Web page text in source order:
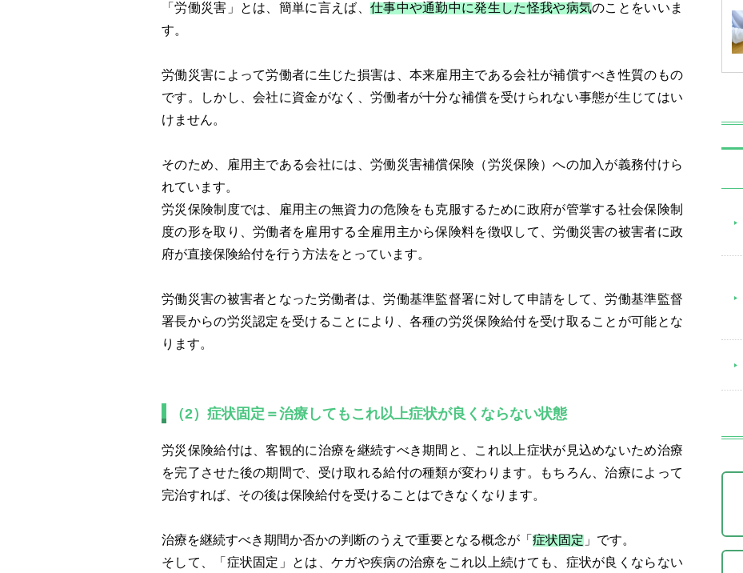
「労働災害」とは、簡単に言えば、 仕事中や通勤中に発生した怪我や病気のことをいいま
す。
労働災害によって労働者に生じた損害は、本来雇用主である会社が補償すべき性質のもの
です。しかし、会社に資金がなく、労働者が十分な補償を受けられない事態が生じてはい
けません。
そのため、雇用主である会社には、労働災害補償保険（労災保険）への加入が義務付けら
れています。
労災保険制度では、雇用主の無資力の危険をも克服するために政府が管掌する社会保険制
度の形を取り、労働者を雇用する全雇用主から保険料を徴収して、労働災害の被害者に政
府が直接保険給付を行う方法をとっています。
労働災害の被害者となった労働者は、労働基準監督署に対して申請をして、労働基準監督
署長からの労災認定を受けることにより、各種の労災保険給付を受け取ることが可能とな
ります。
（2）症状固定＝治療してもこれ以上症状が良くならない状態
労災保険給付は、客観的に治療を継続すべき期間と、これ以上症状が見込めないため治療
を完了させた後の期間で、受け取れる給付の種類が変わります。もちろん、治療によって
完治すれば、その後は保険給付を受けることはできなくなります。
治療を継続すべき期間か否かの判断のうえで重要となる概念が「 症状固定 」です。
そして、「症状固定」とは、ケガや疾病の治療をこれ以上続けても、症状が良くならない